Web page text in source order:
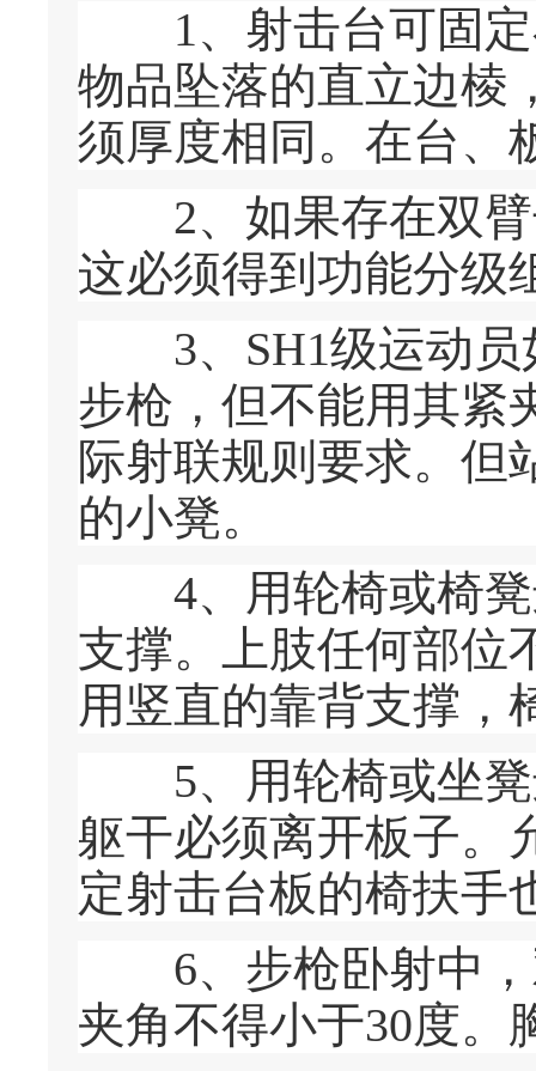
1、射击台可固定
物品坠落的直立边棱
须厚度相同。在台、
2、如果存在双臂
这必须得到功能分级
3、SH1级运动员
步枪，但不能用其紧
际射联规则要求。但
的小凳。
4、用轮椅或椅凳
支撑。上肢任何部位
用竖直的靠背支撑，
5、用轮椅或坐凳
躯干必须离开板子。
定射击台板的椅扶手
6、步枪卧射中，
夹角不得小于30度。